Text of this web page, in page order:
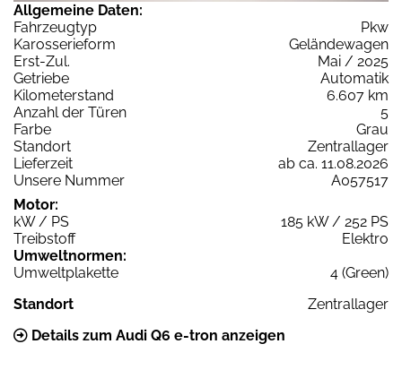
Allgemeine Daten:
Fahrzeugtyp
Pkw
Karosserieform
Geländewagen
Erst-Zul.
Mai / 2025
Getriebe
Automatik
Kilometerstand
6.607 km
Anzahl der Türen
5
Farbe
Grau
Standort
Zentrallager
Lieferzeit
ab ca. 11.08.2026
Unsere Nummer
A057517
Motor:
kW / PS
185 kW / 252 PS
Treibstoff
Elektro
Umweltnormen:
Umweltplakette
4 (Green)
Standort
Zentrallager
Details zum Audi Q6 e-tron anzeigen